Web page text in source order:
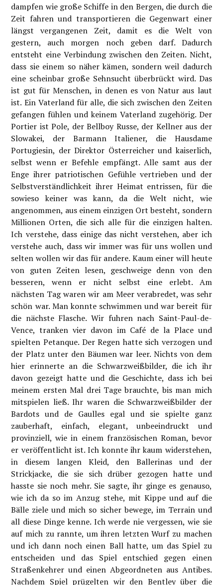
dampfen wie große Schiffe in den Bergen, die durch die
Zeit fahren und transportieren die Gegenwart einer
längst vergangenen Zeit, damit es die Welt von
gestern, auch morgen noch geben darf. Dadurch
entsteht eine Verbindung zwischen den Zeiten. Nicht,
dass sie einem so näher kämen, sondern weil dadurch
eine scheinbar große Sehnsucht überbrückt wird. Das
ist gut für Menschen, in denen es von Natur aus laut
ist. Ein Vaterland für alle, die sich zwischen den Zeiten
gefangen fühlen und keinem Vaterland zugehörig. Der
Portier ist Pole, der Bellboy Russe, der Kellner aus der
Slowakei, der Barmann Italiener, die Hausdame
Portugiesin, der Direktor Österreicher und kaiserlich,
selbst wenn er Befehle empfängt. Alle samt aus der
Enge ihrer patriotischen Gefühle vertrieben und der
Selbstverständlichkeit ihrer Heimat entrissen, für die
sowieso keiner was kann, da die Welt nicht, wie
angenommen, aus einem einzigen Ort besteht, sondern
Millionen Orten, die sich alle für die einzigen halten.
Ich verstehe, dass einige das nicht verstehen, aber ich
verstehe auch, dass wir immer was für uns wollen und
selten wollen wir das für andere. Kaum einer will heute
von guten Zeiten lesen, geschweige denn von den
besseren, wenn er nicht selbst eine erlebt. Am
nächsten Tag waren wir am Meer verabredet, was sehr
schön war. Man konnte schwimmen und war bereit für
die nächste Flasche. Wir fuhren nach Saint-Paul-de-
Vence, tranken vier davon im Café de la Place und
spielten Petanque. Der Regen hatte sich verzogen und
der Platz unter den Bäumen war leer. Nichts von dem
hier erinnerte an die Schwarzweißbilder, die ich ihr
davon gezeigt hatte und die Geschichte, dass ich bei
meinem ersten Mal drei Tage brauchte, bis man mich
mitspielen ließ. Ihr waren die Schwarzweißbilder der
Bardots und de Gaulles egal und sie spielte ganz
zauberhaft, einfach, elegant, unbeeindruckt und
provinziell, wie in einem französischen Roman, bevor
er veröffentlicht ist. Ich konnte ihr kaum widerstehen,
in diesem langen Kleid, den Ballerinas und der
Strickjacke, die sie sich drüber gezogen hatte und
hasste sie noch mehr. Sie sagte, ihr ginge es genauso,
wie ich da so im Anzug stehe, mit Kippe und auf die
Bälle ziele und mich so sicher bewege, im Terrain und
all diese Dinge kenne. Ich werde nie vergessen, wie sie
auf mich zu rannte, um ihren letzten Wurf zu machen
und ich dann noch einen Ball hatte, um das Spiel zu
entscheiden und das Spiel entschied gegen einen
Straßenkehrer und einen Abgeordneten aus Antibes.
Nachdem Spiel prügelten wir den Bentley über die